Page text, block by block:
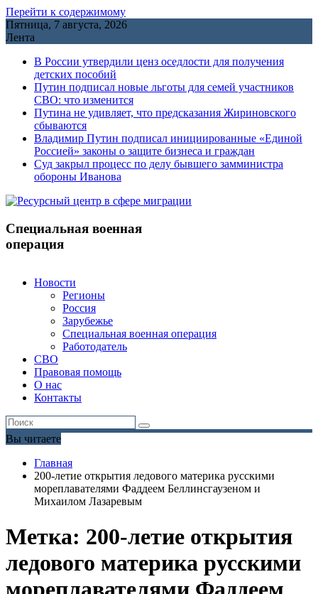
Перейти к содержимому
Пятница, 7 августа, 2026
Лента
В России утвердили ценз оседлости для получения
детских пособий
Путин подписал новые льготы для семей участников
СВО: что изменится
Путина не удивляет, что предсказания Жириновского
сбываются
Владимир Путин подписал инициированные «Единой
Россией» законы о защите бизнеса и граждан
Cуд закрыл процесс по делу бывшего замминистра
обороны Иванова
Специальная военная
операция
Новости
Регионы
Россия
Зарубежье
Специальная военная операция
Работодатель
СВО
Правовая помощь
О нас
Контакты
Вы читаете
Главная
200-летие открытия ледового материка русскими
мореплавателями Фаддеем Беллинсгаузеном и
Михаилом Лазаревым
Метка: 200-летие открытия
ледового материка русскими